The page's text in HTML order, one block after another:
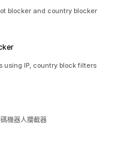
blocker and country blocker
using IP, country block filters
機器人攔截器